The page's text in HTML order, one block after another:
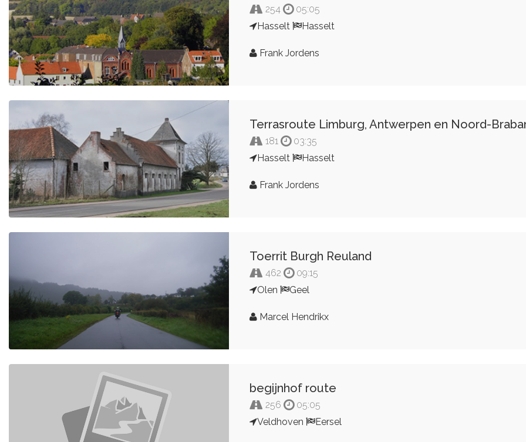
254
05:05
Hasselt
Hasselt
Frank Jordens
Terrasroute Limburg, Antwerpen en Noord-
181
03:35
Hasselt
Hasselt
Frank Jordens
Toerrit Burgh Reuland
462
09:15
Olen
Geel
Marcel Hendrikx
begijnhof route
256
05:05
Veldhoven
Eersel